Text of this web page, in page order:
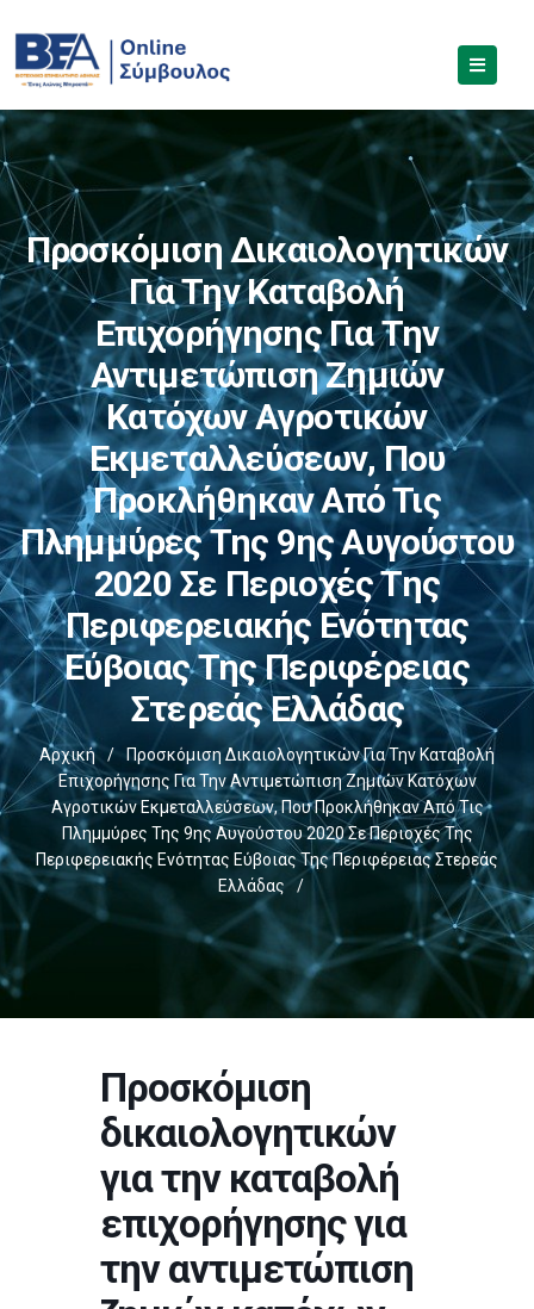
Προσκόμιση Δικαιολογητικών
Για Την Καταβολή
Επιχορήγησης Για Την
Αντιμετώπιση Ζημιών
Κατόχων Αγροτικών
Εκμεταλλεύσεων, Που
Προκλήθηκαν Από Τις
Πλημμύρες Της 9ης Αυγούστου
2020 Σε Περιοχές Της
Περιφερειακής Ενότητας
Εύβοιας Της Περιφέρειας
Στερεάς Ελλάδας
Αρχική /
Προσκόμιση Δικαιολογητικών Για Την Καταβολή
Επιχορήγησης Για Την Αντιμετώπιση Ζημιών Κατόχων
Αγροτικών Εκμεταλλεύσεων, Που Προκλήθηκαν Από Τις
Πλημμύρες Της 9ης Αυγούστου 2020 Σε Περιοχές Της
Περιφερειακής Ενότητας Εύβοιας Της Περιφέρειας Στερεάς
Ελλάδας
/
Προσκόμιση
δικαιολογητικών
για την καταβολή
επιχορήγησης για
την αντιμετώπιση